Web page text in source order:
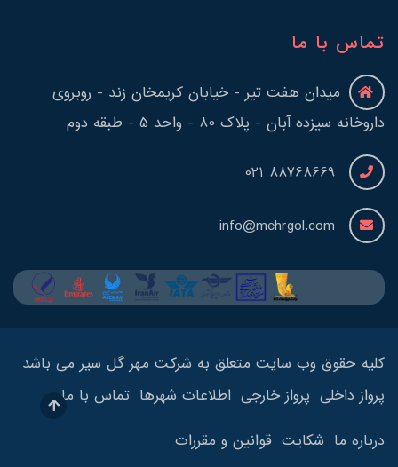
تماس با ما
میدان هفت تیر - خیابان کریمخان زند - روبروی
داروخانه سیزده آبان - پلاک 80 - واحد 5 - طبقه دوم
88768669 021
info@mehrgol.com
کلیه حقوق وب سایت متعلق به شرکت مهر گل سیر می باشد
پرواز داخلی پرواز خارجی اطلاعات شهرها تماس با ما
درباره ما شکایت قوانین و مقررات